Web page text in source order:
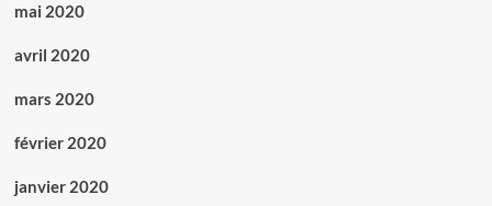
mai 2020
avril 2020
mars 2020
février 2020
janvier 2020